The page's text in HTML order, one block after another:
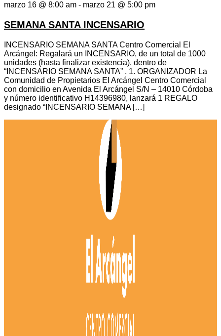
marzo 16 @ 8:00 am - marzo 21 @ 5:00 pm
SEMANA SANTA INCENSARIO
INCENSARIO SEMANA SANTA Centro Comercial El
Arcángel: Regalará un INCENSARIO, de un total de 1000
unidades (hasta finalizar existencia), dentro de
“INCENSARIO SEMANA SANTA” . 1. ORGANIZADOR La
Comunidad de Propietarios El Arcángel Centro Comercial
con domicilio en Avenida El Arcángel S/N – 14010 Córdoba
y número identificativo H14396980, lanzará 1 REGALO
designado “INCENSARIO SEMANA […]